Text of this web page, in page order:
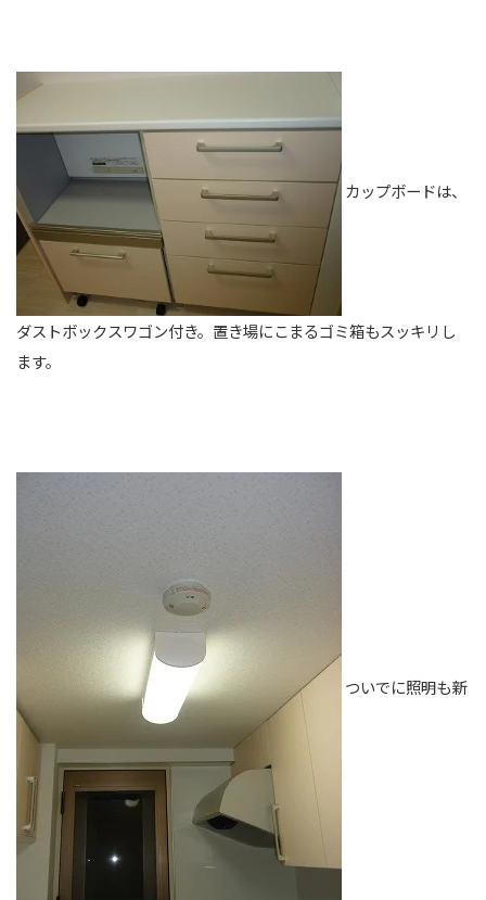
カップボードは、
ダストボックスワゴン付き。置き場にこまるゴミ箱もスッキリし
ます。
ついでに照明も新